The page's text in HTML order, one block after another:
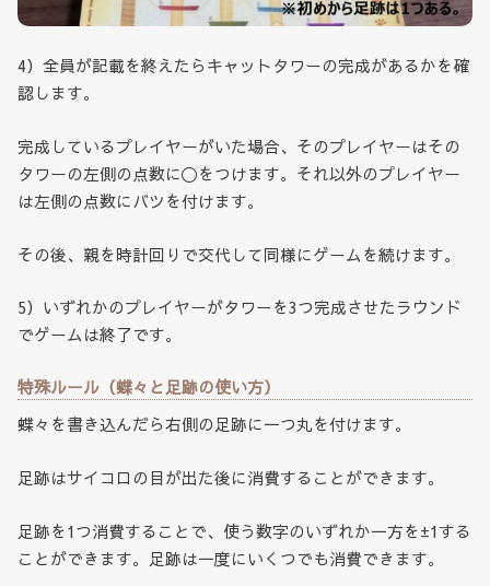
4）全員が記載を終えたらキャットタワーの完成があるかを確
認します。
完成しているプレイヤーがいた場合、そのプレイヤーはその
タワーの左側の点数に〇をつけます。それ以外のプレイヤー
は左側の点数にバツを付けます。
その後、親を時計回りで交代して同様にゲームを続けます。
5）いずれかのプレイヤーがタワーを3つ完成させたラウンド
でゲームは終了です。
特殊ルール（蝶々と足跡の使い方）
蝶々を書き込んだら右側の足跡に一つ丸を付けます。
足跡はサイコロの目が出た後に消費することができます。
足跡を1つ消費することで、使う数字のいずれか一方を±1する
ことができます。足跡は一度にいくつでも消費できます。